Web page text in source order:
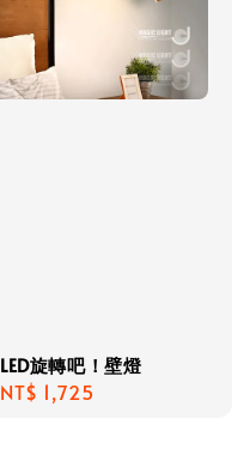
LED旋轉吧！壁燈
Regular
NT$ 1,725